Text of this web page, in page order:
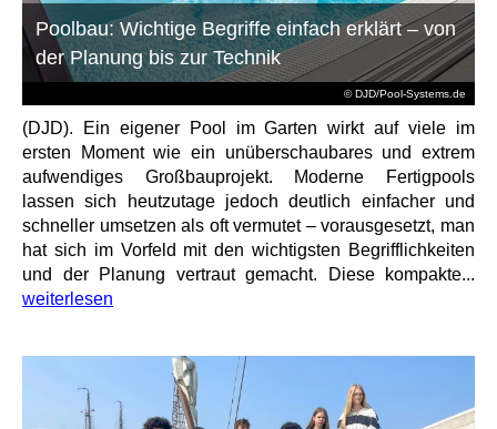
© DJD/Pool-Systems.de
Poolbau: Wichtige Begriffe einfach erklärt – von
der Planung bis zur Technik
(DJD). Ein eigener Pool im Garten wirkt auf viele im
ersten Moment wie ein unüberschaubares und extrem
aufwendiges Großbauprojekt. Moderne Fertigpools
lassen sich heutzutage jedoch deutlich einfacher und
schneller umsetzen als oft vermutet – vorausgesetzt, man
hat sich im Vorfeld mit den wichtigsten Begrifflichkeiten
und der Planung vertraut gemacht. Diese kompakte...
weiterlesen